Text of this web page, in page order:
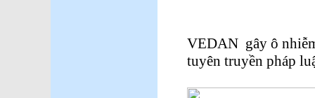
VEDAN gây ô
tuyên truyền pháp